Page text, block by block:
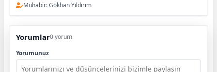
Muhabir: Gökhan Yıldırım
Yorumlar0 yorum
Yorumunuz